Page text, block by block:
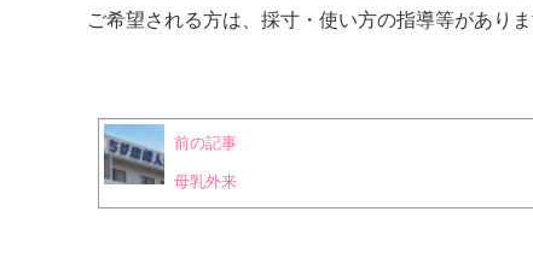
ご希望される方は、採寸・使い方の指導等があり
前の記事
母乳外来